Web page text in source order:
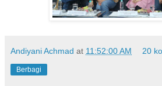
Andiyani Achmad at 11:52:00 AM 20
Berbagi